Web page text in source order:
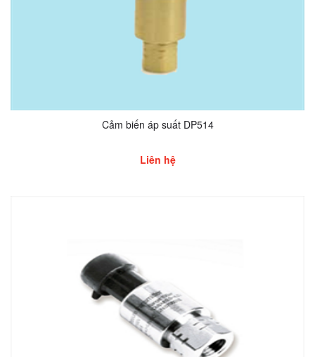
Cảm biến áp suất DP514
Liên hệ